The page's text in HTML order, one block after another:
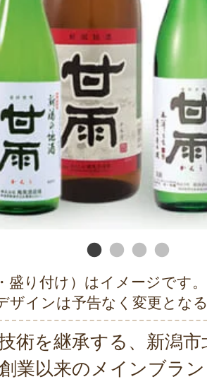
盛り付け）はイメージです。
ザインは予告なく変更とな
術を継承する、新潟
業以来のメインブラ